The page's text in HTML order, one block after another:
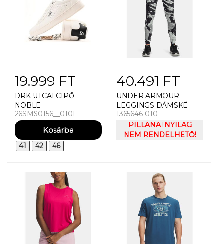
19.999 FT
DRK UTCAI CIPŐ
NOBLE
26SMS0156__0101
41 42 46
40.491 FT
UNDER ARMOUR
LEGGINGS DÁMSKÉ
LEGÍNY UNDER
ARMOUR UA OUTRUN
THE STORM TIGHT
1365646-010
PILLANATNYILAG
NEM RENDELHETŐ!